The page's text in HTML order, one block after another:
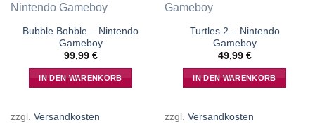
Bubble Bobble – Nintendo
Gameboy
99,99 €
IN DEN WARENKORB
zzgl. Versandkosten
Turtles 2 – Nintendo
Gameboy
49,99 €
IN DEN WARENKORB
zzgl. Versandkosten